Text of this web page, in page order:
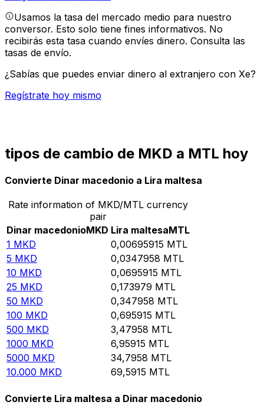
Usamos la tasa del mercado medio para nuestro
conversor. Esto solo tiene fines informativos. No
recibirás esta tasa cuando envíes dinero. Consulta las
tasas de envío.
¿Sabías que puedes enviar dinero al extranjero con Xe?
Regístrate hoy mismo
tipos de cambio de MKD a MTL hoy
Convierte Dinar macedonio a Lira maltesa
Rate information of MKD/MTL currency
pair
Dinar macedonioMKD Lira maltesaMTL
1 MKD 0,00695915 MTL
5 MKD 0,0347958 MTL
10 MKD 0,0695915 MTL
25 MKD 0,173979 MTL
50 MKD 0,347958 MTL
100 MKD 0,695915 MTL
500 MKD 3,47958 MTL
1000 MKD 6,95915 MTL
5000 MKD 34,7958 MTL
10.000 MKD 69,5915 MTL
Convierte Lira maltesa a Dinar macedonio